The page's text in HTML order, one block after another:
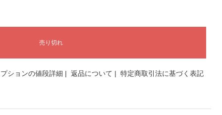
ションの値段詳細 | 返品について | 特定商取引法に基づく表記